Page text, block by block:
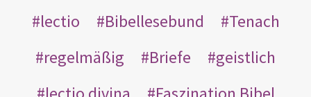
lectio
Bibellesebund
Tenach
regelmäßig
Briefe
geistlich